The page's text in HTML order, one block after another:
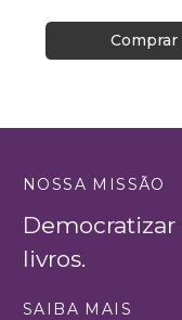
Comprar
NOSSA MISSÃO
livros.
SAIBA MAIS